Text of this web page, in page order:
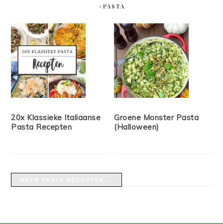
#PASTA
20x Klassieke Italiaanse
Pasta Recepten
Groene Monster Pasta
(Halloween)